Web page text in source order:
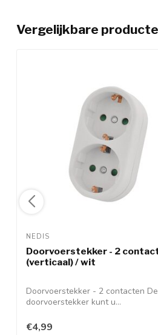
Vergelijkbare
NEDIS
Doorvoerstekker - 2
(verticaal) / wit
Doorvoerstekker - 2 contacten
doorvoerstekker kunt u...
€4,99